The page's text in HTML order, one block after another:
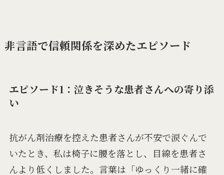
非言語で信頼関係を深めたエピソード
エピソード1：泣きそうな患者さんへの寄り添
い
抗がん剤治療を控えた患者さんが不安で涙ぐんで
いたとき、私は椅子に腰を落とし、目線を患者さ
んより低くしました。言葉は「ゆっくり一緒に確